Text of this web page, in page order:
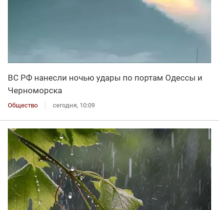
ВС РФ нанесли ночью удары по портам Одессы и
Черноморска
Общество сегодня, 10:09